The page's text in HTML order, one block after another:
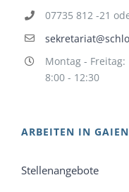
07735 812 -21
Montag - Freitag:
8:00 - 12:30
ARBEITEN IN
Stellenangebote